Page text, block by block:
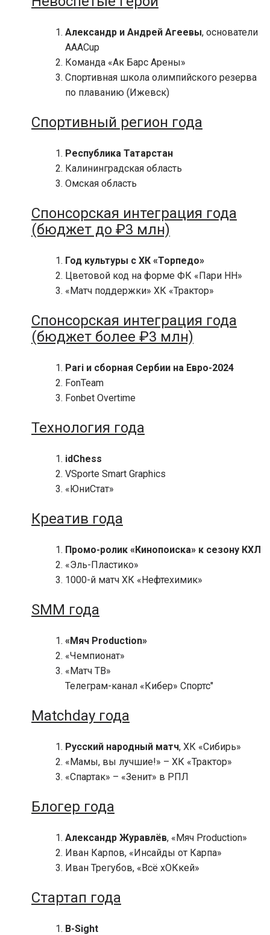
Александр и Андрей Агеевы, основатели
AAACup
Команда «Ак Барс Арены»
Спортивная школа олимпийского резерва
по плаванию (Ижевск)
Спортивный регион года
Республика Татарстан
Калининградская область
Омская область
Спонсорская интеграция года
(бюджет до ₽3 млн)
Год культуры с ХК «Торпедо»
Цветовой код на форме ФК «Пари НН»
«Матч поддержки» ХК «Трактор»
Спонсорская интеграция года
(бюджет более ₽3 млн)
Pari и сборная Сербии на Евро-2024
FonTeam
Fonbet Overtime
Технология года
idChess
VSporte Smart Graphics
«ЮниСтат»
Креатив года
Промо-ролик «Кинопоиска» к сезону КХЛ
«Эль-Пластико»
1000-й матч ХК «Нефтехимик»
SMM года
«Мяч Production»
«Чемпионат»
«Матч ТВ»
Телеграм-канал «Кибер» Спортс"
Matchday года
Русский народный матч, ХК «Сибирь»
«Мамы, вы лучшие!» – ХК «Трактор»
«Спартак» – «Зенит» в РПЛ
Блогер года
Александр Журавлёв, «Мяч Production»
Иван Карпов, «Инсайды от Карпа»
Иван Трегубов, «Всё хОКкей»
Стартап года
B-Sight